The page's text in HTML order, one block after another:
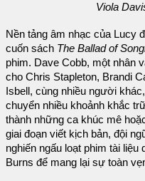
Viola
Nền tảng âm nhạc của Lucy
cuốn sách The Ballad of
phim. Dave Cobb, một nhân
cho Chris Stapleton, Brandi
Isbell, cùng nhiều người
chuyển nhiều khoảnh khắc
thành những ca khúc mê
giai đoạn viết kịch bản, đội
nghiến ngấu loạt phim tài liệu
Burns để mang lại sự toàn